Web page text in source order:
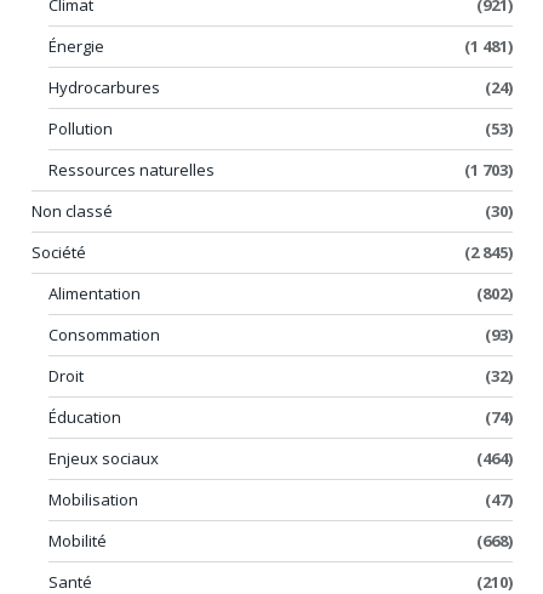
Climat
(921)
Énergie
(1 481)
Hydrocarbures
(24)
Pollution
(53)
Ressources naturelles
(1 703)
Non classé
(30)
Société
(2 845)
Alimentation
(802)
Consommation
(93)
Droit
(32)
Éducation
(74)
Enjeux sociaux
(464)
Mobilisation
(47)
Mobilité
(668)
Santé
(210)